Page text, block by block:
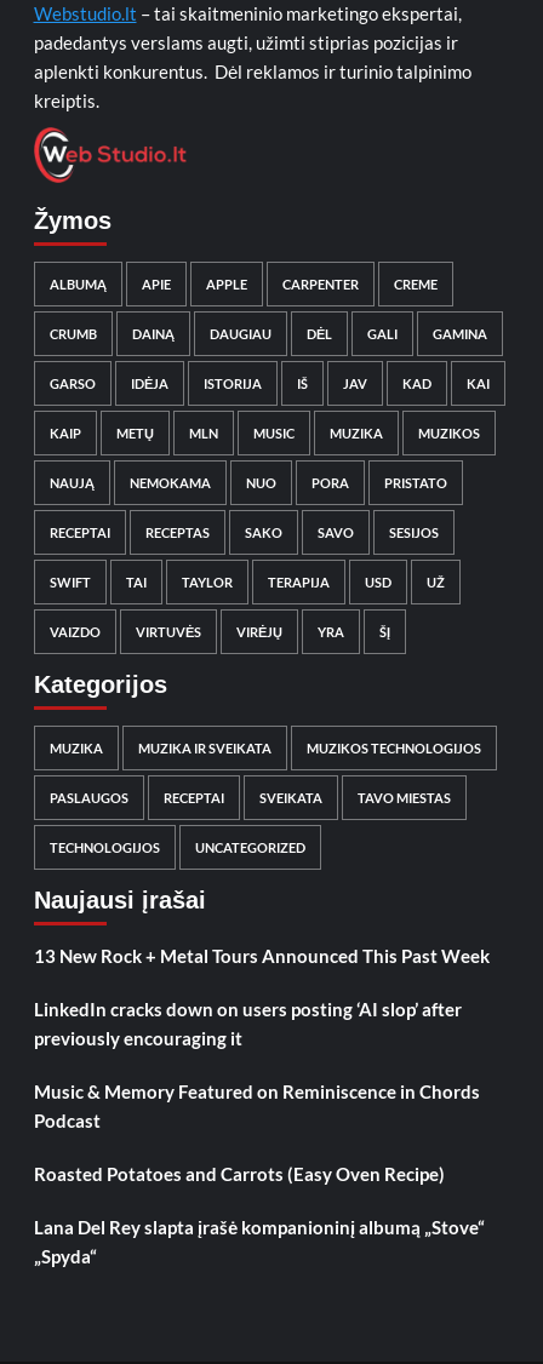
Webstudio.lt – tai skaitmeninio marketingo ekspertai,
padedantys verslams augti, užimti stiprias pozicijas ir
aplenkti konkurentus. Dėl reklamos ir turinio talpinimo
kreiptis.
Žymos
ALBUMĄ APIE APPLE CARPENTER CREME
CRUMB DAINĄ DAUGIAU DĖL GALI GAMINA
GARSO IDĖJA ISTORIJA IŠ JAV KAD KAI
KAIP METŲ MLN MUSIC MUZIKA MUZIKOS
NAUJĄ NEMOKAMA NUO PORA PRISTATO
RECEPTAI RECEPTAS SAKO SAVO SESIJOS
SWIFT TAI TAYLOR TERAPIJA USD UŽ
VAIZDO VIRTUVĖS VIRĖJŲ YRA ŠĮ
Kategorijos
MUZIKA MUZIKA IR SVEIKATA MUZIKOS TECHNOLOGIJOS
PASLAUGOS RECEPTAI SVEIKATA TAVO MIESTAS
TECHNOLOGIJOS UNCATEGORIZED
Naujausi įrašai
13 New Rock + Metal Tours Announced This Past Week
LinkedIn cracks down on users posting ‘AI slop’ after
previously encouraging it
Music & Memory Featured on Reminiscence in Chords
Podcast
Roasted Potatoes and Carrots (Easy Oven Recipe)
Lana Del Rey slapta įrašė kompanioninį albumą „Stove“
„Spyda“